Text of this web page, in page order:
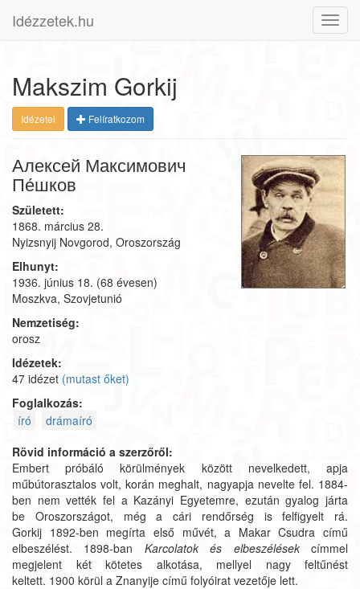
Idézzetek.hu
Makszim Gorkij
Idézetei Felíratkozom
Алексей Максимович
Пе́шков
Született:
1868. március 28.
Nyizsnyij Novgorod, Oroszország
Elhunyt:
1936. június 18. (68 évesen)
Moszkva, Szovjetunió
Nemzetiség:
orosz
Idézetek:
47 idézet (mutast őket)
Foglalkozás:
író
drámaíró
Rövid információ a szerzőről:
Embert próbáló körülmények között nevelkedett, apja
műbútorasztalos volt, korán meghalt, nagyapja nevelte fel. 1884-
ben nem vették fel a Kazányi Egyetemre, ezután gyalog járta
be Oroszországot, még a cári rendőrség is felfigyelt rá.
Gorkij 1892-ben megírta első művét, a Makar Csudra című
elbeszélést. 1898-ban Karcolatok és elbeszélésekcímmel
megjelent két kötetes alkotása, mellyel nagy feltűnést
keltett. 1900 körül a Znanyije című folyóirat vezetője lett.